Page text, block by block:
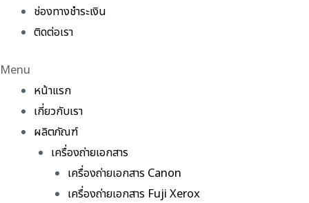
ช่องทางชำระเงิน
ติดต่อเรา
Menu
หน้าแรก
เกี่ยวกับเรา
ผลิตภัณฑ์
เครื่องถ่ายเอกสาร
เครื่องถ่ายเอกสาร Canon
เครื่องถ่ายเอกสาร Fuji Xerox